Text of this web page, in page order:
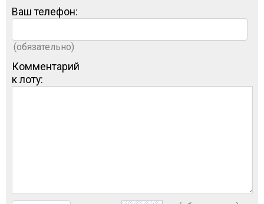
Ваш телефон:
(обязательно)
Комментарий
к лоту: